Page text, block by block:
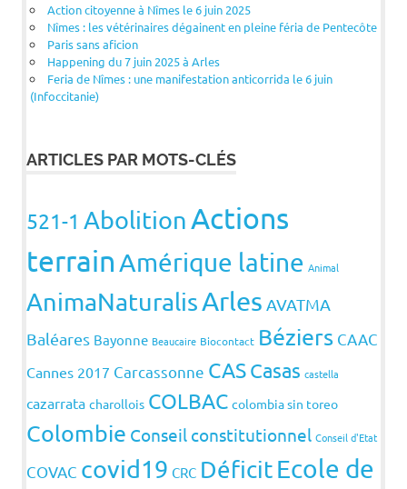
Action citoyenne à Nîmes le 6 juin 2025
Nîmes : les vétérinaires dégainent en pleine féria de Pentecôte
Paris sans aficion
Happening du 7 juin 2025 à Arles
Feria de Nîmes : une manifestation anticorrida le 6 juin
(Infoccitanie)
ARTICLES PAR MOTS-CLÉS
521-1 AbolitionActions
terrainAmérique latine Animal
AnimaNaturalisArles AVATMA
Baléares Bayonne Beaucaire Biocontact Béziers CAAC
Cannes 2017 Carcassonne CASCasas castella
cazarrata charollois COLBAC colombia sin toreo
Colombie Conseil constitutionnel Conseil d'Etat
COVAC covid19 CRC DéficitEcole de